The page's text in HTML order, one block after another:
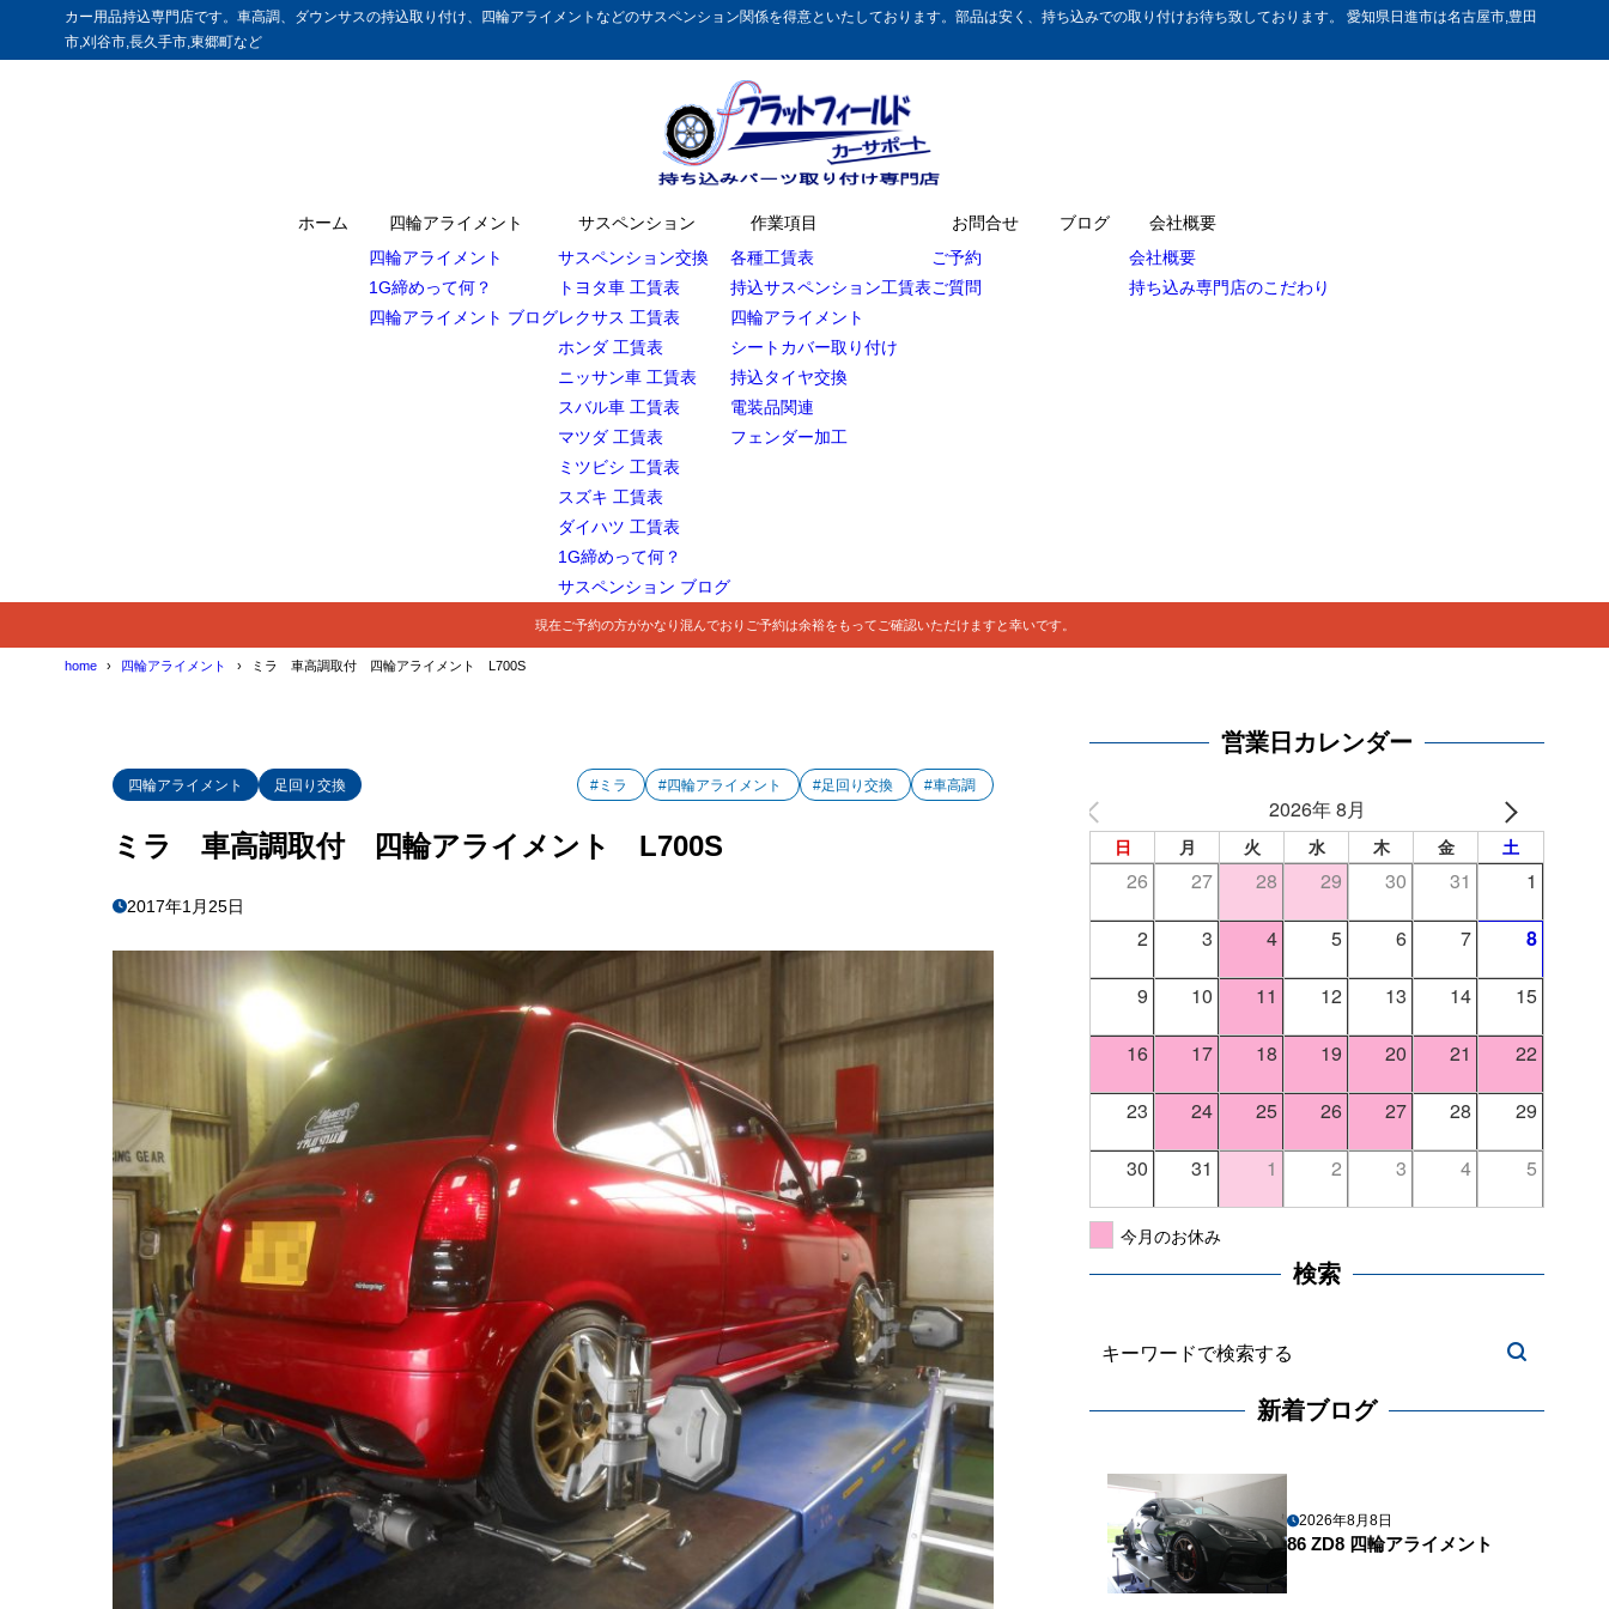
カー用品持込専門店です。車高調、ダウンサスの持込取り付け、四輪アライメントなどのサスペンション関係を得意といたしております。部品は安く、持ち込みでの取り付けお待ち致しております。 愛知県日進市は名古屋市,豊田
市,刈谷市,長久手市,東郷町など
ホーム
四輪アライメント
四輪アライメント
1G締めって何？
四輪アライメント ブログ
サスペンション
サスペンション交換
トヨタ車 工賃表
レクサス 工賃表
ホンダ 工賃表
ニッサン車 工賃表
スバル車 工賃表
マツダ 工賃表
ミツビシ 工賃表
スズキ 工賃表
ダイハツ 工賃表
1G締めって何？
サスペンション ブログ
作業項目
各種工賃表
持込サスペンション工賃表
四輪アライメント
シートカバー取り付け
持込タイヤ交換
電装品関連
フェンダー加工
お問合せ
ご予約
ご質問
ブログ
会社概要
会社概要
持ち込み専門店のこだわり
現在ご予約の方がかなり混んでおりご予約は余裕をもってご確認いただけますと幸いです。
home 四輪アライメント ミラ 車高調取付 四輪アライメント L700S
四輪アライメント 足回り交換 #ミラ #四輪アライメント #足回り交換 #車高調
ミラ 車高調取付 四輪アライメント L700S
2017年1月25日
営業日カレンダー
2026年 8月
日 月 火 水 木 金 土
26 27 28 29 30 31 1
2 3 4 5 6 7 8
9 10 11 12 13 14 15
16 17 18 19 20 21 22
23 24 25 26 27 28 29
30 31 1 2 3 4 5
今月のお休み
検索
新着ブログ
2026年8月8日
86 ZD8 四輪アライメント